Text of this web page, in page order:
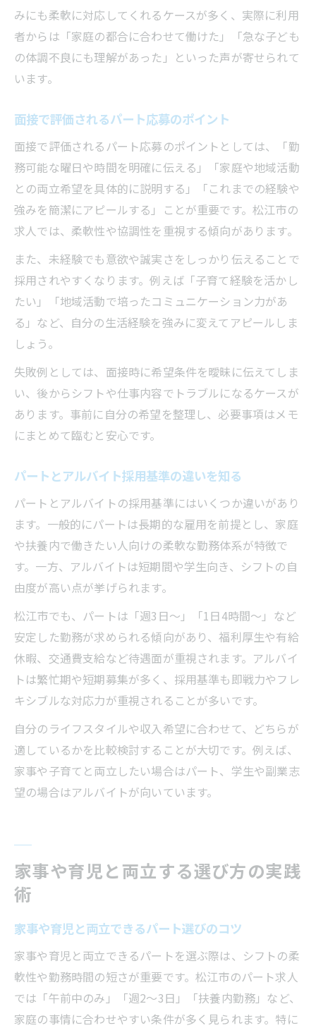
みにも柔軟に対応してくれるケースが多く、実際に利用
者からは「家庭の都合に合わせて働けた」「急な子ども
の体調不良にも理解があった」といった声が寄せられて
います。
面接で評価されるパート応募のポイント
面接で評価されるパート応募のポイントとしては、「勤
務可能な曜日や時間を明確に伝える」「家庭や地域活動
との両立希望を具体的に説明する」「これまでの経験や
強みを簡潔にアピールする」ことが重要です。松江市の
求人では、柔軟性や協調性を重視する傾向があります。
また、未経験でも意欲や誠実さをしっかり伝えることで
採用されやすくなります。例えば「子育て経験を活かし
たい」「地域活動で培ったコミュニケーション力があ
る」など、自分の生活経験を強みに変えてアピールしま
しょう。
失敗例としては、面接時に希望条件を曖昧に伝えてしま
い、後からシフトや仕事内容でトラブルになるケースが
あります。事前に自分の希望を整理し、必要事項はメモ
にまとめて臨むと安心です。
パートとアルバイト採用基準の違いを知る
パートとアルバイトの採用基準にはいくつか違いがあり
ます。一般的にパートは長期的な雇用を前提とし、家庭
や扶養内で働きたい人向けの柔軟な勤務体系が特徴で
す。一方、アルバイトは短期間や学生向き、シフトの自
由度が高い点が挙げられます。
松江市でも、パートは「週3日～」「1日4時間～」など
安定した勤務が求められる傾向があり、福利厚生や有給
休暇、交通費支給など待遇面が重視されます。アルバイ
トは繁忙期や短期募集が多く、採用基準も即戦力やフレ
キシブルな対応力が重視されることが多いです。
自分のライフスタイルや収入希望に合わせて、どちらが
適しているかを比較検討することが大切です。例えば、
家事や子育てと両立したい場合はパート、学生や副業志
望の場合はアルバイトが向いています。
家事や育児と両立する選び方の実践
術
家事や育児と両立できるパート選びのコツ
家事や育児と両立できるパートを選ぶ際は、シフトの柔
軟性や勤務時間の短さが重要です。松江市のパート求人
では「午前中のみ」「週2～3日」「扶養内勤務」など、
家庭の事情に合わせやすい条件が多く見られます。特に